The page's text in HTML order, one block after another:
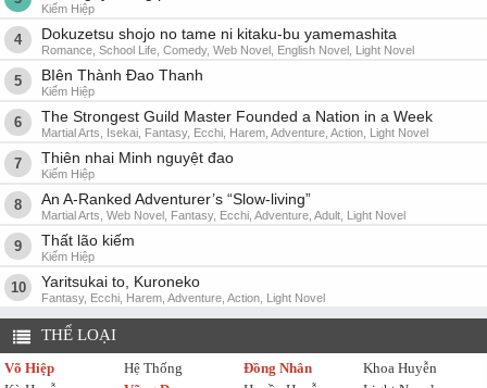
Kiếm Hiệp
4 Dokuzetsu shojo no tame ni kitaku-bu yamemashita
Romance, School Life, Comedy, Web Novel, English Novel, Light Novel
5 BIên Thành Đao Thanh
Kiếm Hiệp
6 The Strongest Guild Master Founded a Nation in a Week
Martial Arts, Isekai, Fantasy, Ecchi, Harem, Adventure, Action, Light Novel
7 Thiên nhai Minh nguyệt đao
Kiếm Hiệp
8 An A-Ranked Adventurer’s “Slow-living”
Martial Arts, Web Novel, Fantasy, Ecchi, Adventure, Adult, Light Novel
9 Thất lão kiếm
Kiếm Hiệp
10 Yaritsukai to, Kuroneko
Fantasy, Ecchi, Harem, Adventure, Action, Light Novel
THỂ LOẠI
Võ Hiệp Hệ Thống Đồng Nhân
Khoa Huyễn